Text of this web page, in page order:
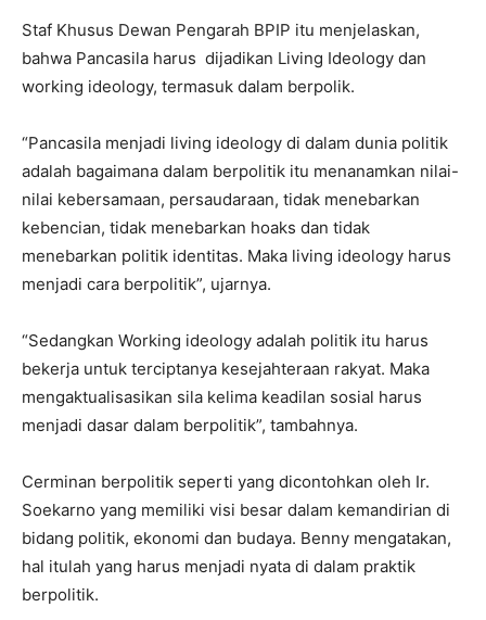
Staf Khusus Dewan Pengarah BPIP itu menjelaskan,
bahwa Pancasila harus dijadikan Living Ideology dan
working ideology, termasuk dalam berpolik.
“Pancasila menjadi living ideology di dalam dunia politik
adalah bagaimana dalam berpolitik itu menanamkan nilai-
nilai kebersamaan, persaudaraan, tidak menebarkan
kebencian, tidak menebarkan hoaks dan tidak
menebarkan politik identitas. Maka living ideology harus
menjadi cara berpolitik”, ujarnya.
“Sedangkan Working ideology adalah politik itu harus
bekerja untuk terciptanya kesejahteraan rakyat. Maka
mengaktualisasikan sila kelima keadilan sosial harus
menjadi dasar dalam berpolitik”, tambahnya.
Cerminan berpolitik seperti yang dicontohkan oleh Ir.
Soekarno yang memiliki visi besar dalam kemandirian di
bidang politik, ekonomi dan budaya. Benny mengatakan,
hal itulah yang harus menjadi nyata di dalam praktik
berpolitik.